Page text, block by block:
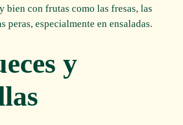
bien con frutas como las fresas, las
peras, especialmente en ensaladas.
y